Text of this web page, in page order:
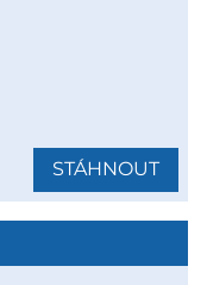
STÁHNOUT